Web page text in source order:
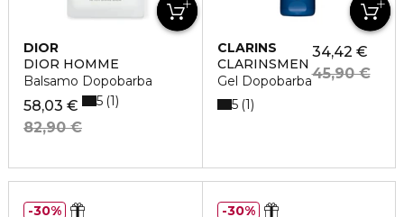
DIOR
DIOR HOMME
Balsamo Dopobarba
58,03 €
82,90 €
5 1
CLARINS
CLARINSMEN
Gel Dopobarba
34,42 €
45,90 €
5 1
30% 30%